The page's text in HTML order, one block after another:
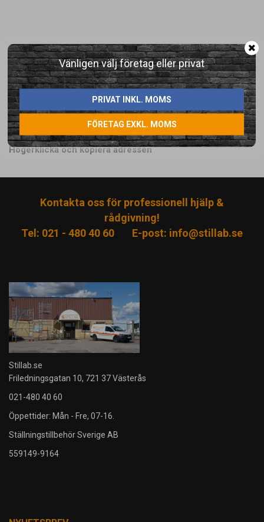
Vänligen välj företag eller privat
PRIVAT INKL. MOMS
FÖRETAG EXKL. MOMS
LÄGG I ÖNSKELISTA
Artikelnummer:
MO-STRUA-4
Direktlänk:
Högerklicka och kopiera adressen
Kontakta oss för professionell hjälp &
rådgivning!
Tel: 021 - 480 40 60
E-post: info@stillab.se
Stillab.se
Friledningsgatan 10, 721 37 Västerås
021-480 40 60
Öppettider: Mån - Fre, 07-16.
Ställningstillbehör Sverige AB
559149-9164